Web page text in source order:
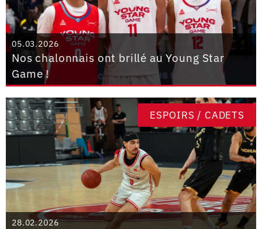
05.03.2026
Nos chalonnais ont brillé au Young Star
Game !
ESPOIRS / CADETS
28.02.2026